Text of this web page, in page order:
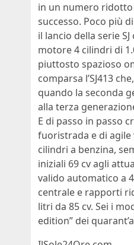
in un numero ridotto
successo. Poco più
il lancio della serie
motore 4 cilindri di
piuttosto spazioso
comparsa l’SJ413
quando la seconda
alla terza
E di passo in passo
fuoristrada e di agile
cilindri a benzina,
iniziali 69 cv agli
valido automatico a
centrale e rapporti
litri da 85 cv. Sei i
edition” dei